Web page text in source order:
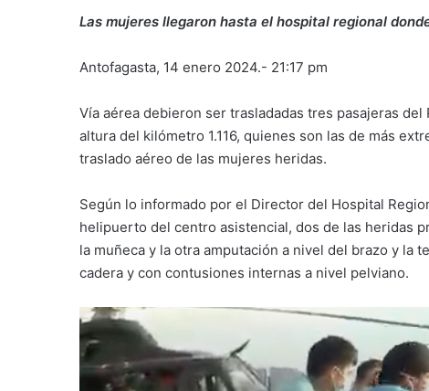
Las mujeres llegaron hasta el hospital regional
Antofagasta, 14 enero 2024.- 21:17 pm
Vía aérea debieron ser trasladadas tres pasajeras
altura del kilómetro 1.116, quienes son las de más
traslado aéreo de las mujeres heridas.
Según lo informado por el Director del Hospital
helipuerto del centro asistencial, dos de las heridas
la muñeca y la otra amputación a nivel del brazo y la
cadera y con contusiones internas a nivel pelviano.